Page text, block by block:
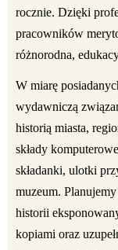
rocznie. Dzięki
pracowników
różnorodna,
W miarę
wydawniczą
historią miasta,
składy
składanki, ulotki
muzeum.
historii
kopiami oraz